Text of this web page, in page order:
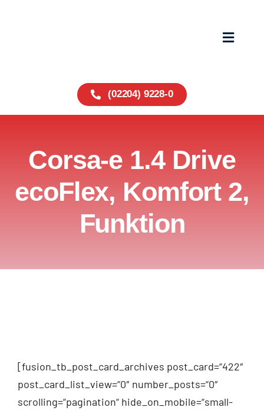
Toggle
Home
Fahrzeuge
Service
Über uns
Wohnmobile
(02204) 9228-0
Corsa-e 1.4 Drive
ecoFlex, Komfort 2,
Funktion
[fusion_tb_post_card_archives post_card=“422″
post_card_list_view=“0″ number_posts=“0″
scrolling=“pagination“ hide_on_mobile=“small-